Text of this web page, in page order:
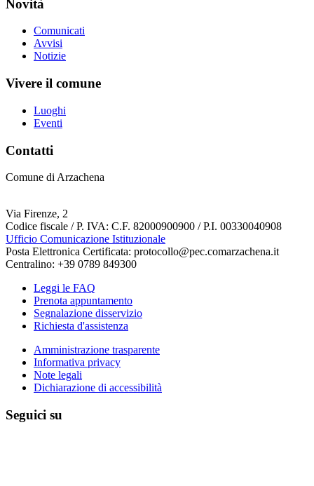
Novità
Comunicati
Avvisi
Notizie
Vivere il comune
Luoghi
Eventi
Contatti
Comune di Arzachena
Via Firenze, 2
Codice fiscale / P. IVA: C.F. 82000900900 / P.I. 00330040908
Ufficio Comunicazione Istituzionale
Posta Elettronica Certificata: protocollo@pec.comarzachena.it
Centralino: +39 0789 849300
Leggi le FAQ
Prenota appuntamento
Segnalazione disservizio
Richiesta d'assistenza
Amministrazione trasparente
Informativa privacy
Note legali
Dichiarazione di accessibilità
Seguici su